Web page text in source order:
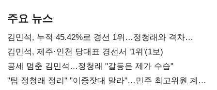
주요 뉴스
김민석, 누적 45.42%로 경선 1위…정청래와 격차
0.86%p(2보)
김민석, 제주·인천 당대표 경선서 '1위'(1보)
공세 멈춘 김민석…정청래 "갈등은 제가 수습"
"팀 정청래 정리" "이중잣대 말라"…민주 최고위원 계파